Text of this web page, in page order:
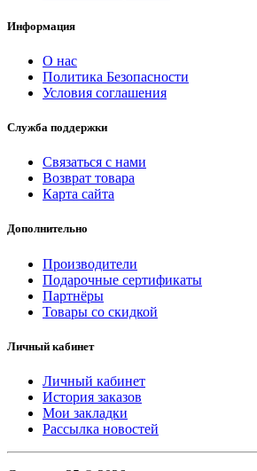
Информация
О нас
Политика Безопасности
Условия соглашения
Служба поддержки
Связаться с нами
Возврат товара
Карта сайта
Дополнительно
Производители
Подарочные сертификаты
Партнёры
Товары со скидкой
Личный кабинет
Личный кабинет
История заказов
Мои закладки
Рассылка новостей